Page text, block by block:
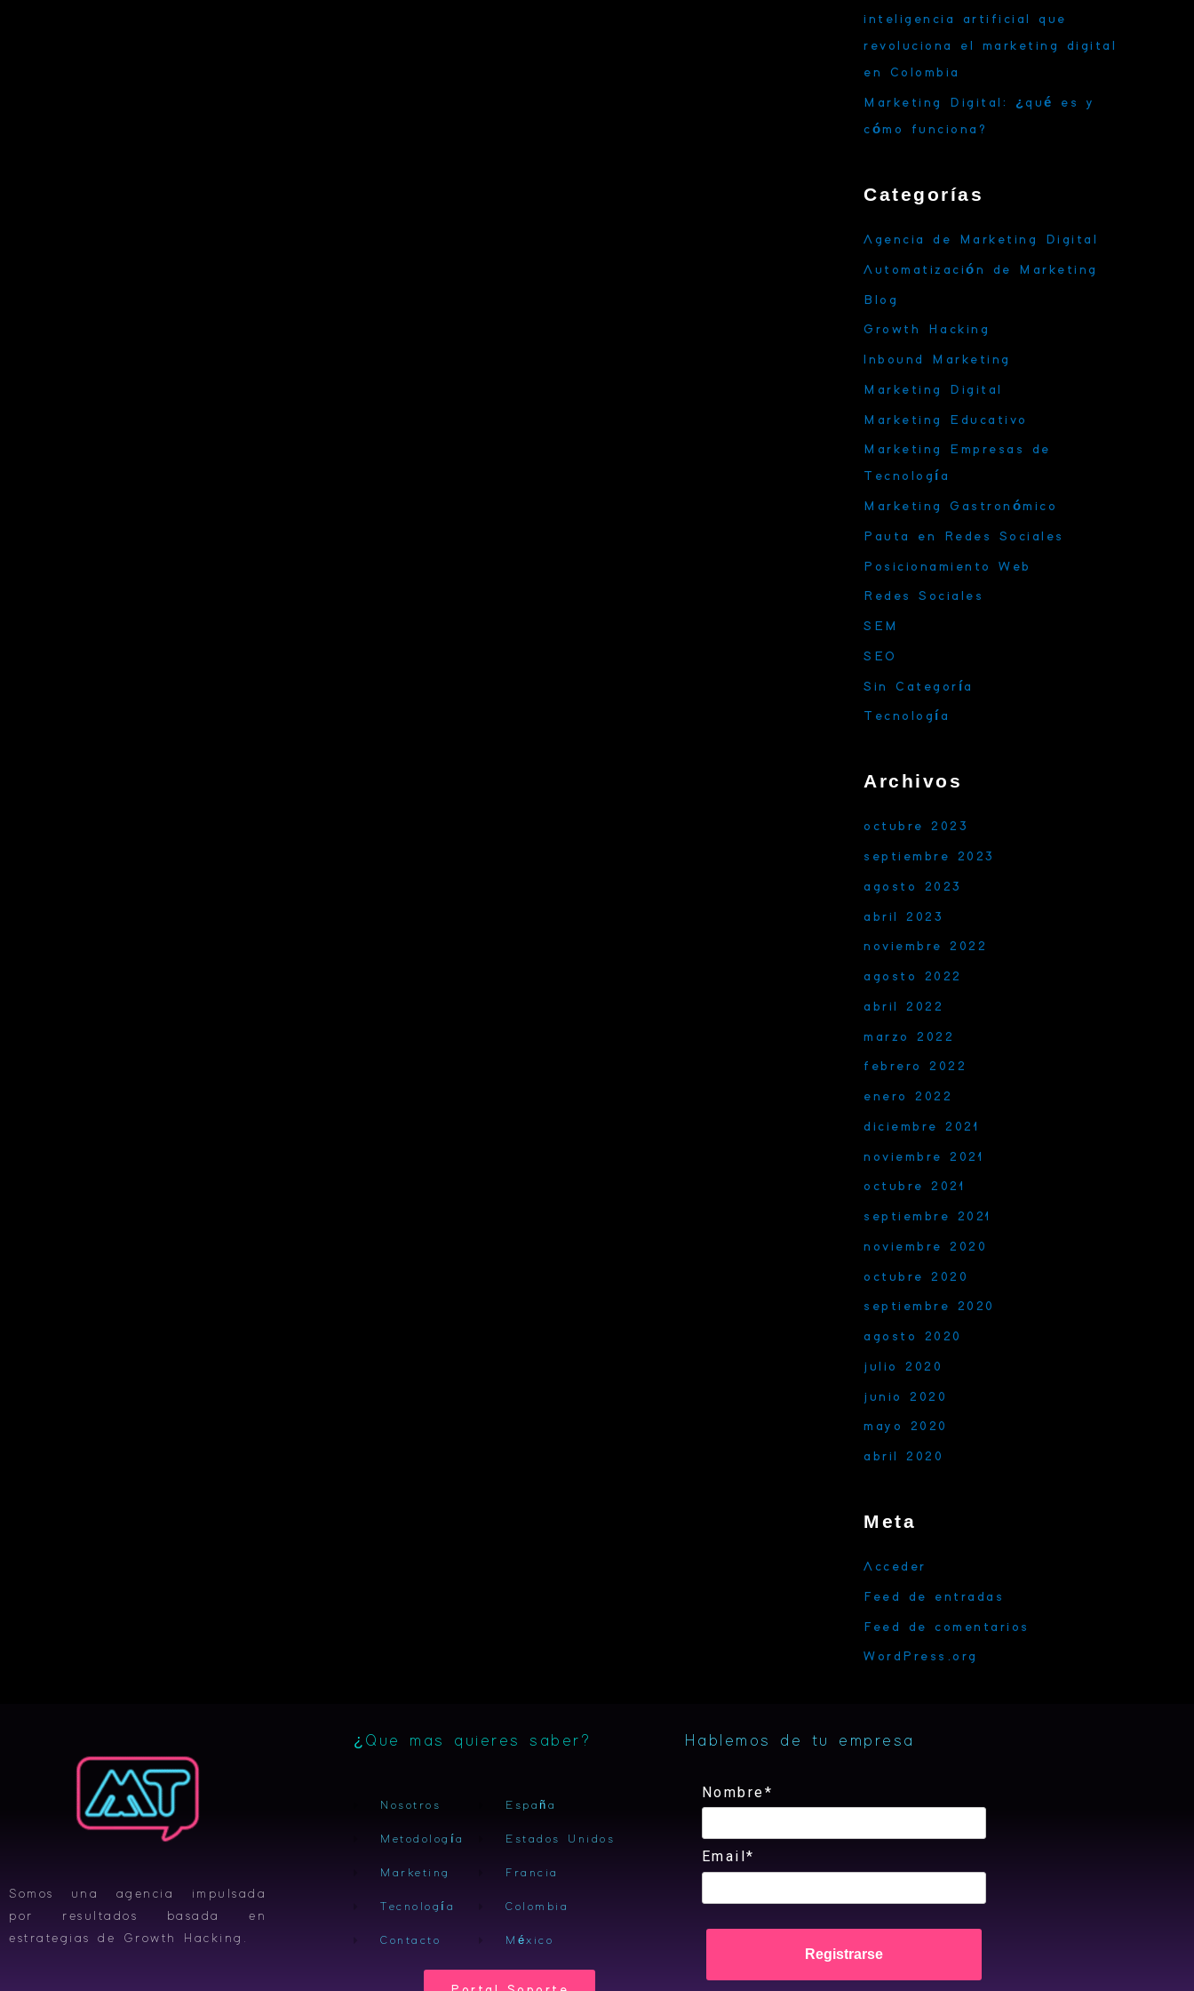
inteligencia artificial que
revoluciona el marketing digital
en Colombia
Marketing Digital: ¿qué es y
cómo funciona?
Categorías
Agencia de Marketing Digital
Automatización de Marketing
Blog
Growth Hacking
Inbound Marketing
Marketing Digital
Marketing Educativo
Marketing Empresas de
Tecnología
Marketing Gastronómico
Pauta en Redes Sociales
Posicionamiento Web
Redes Sociales
SEM
SEO
Sin Categoría
Tecnología
Archivos
octubre 2023
septiembre 2023
agosto 2023
abril 2023
noviembre 2022
agosto 2022
abril 2022
marzo 2022
febrero 2022
enero 2022
diciembre 2021
noviembre 2021
octubre 2021
septiembre 2021
noviembre 2020
octubre 2020
septiembre 2020
agosto 2020
julio 2020
junio 2020
mayo 2020
abril 2020
Meta
Acceder
Feed de entradas
Feed de comentarios
WordPress.org
Somos una agencia impulsada
por resultados basada en
estrategias de Growth Hacking.
¿Que mas quieres saber?
Nosotros
Metodología
Marketing
Tecnología
Contacto
España
Estados Unidos
Francia
Colombia
México
Hablemos de tu empresa
Nombre*
Email*
Registrarse